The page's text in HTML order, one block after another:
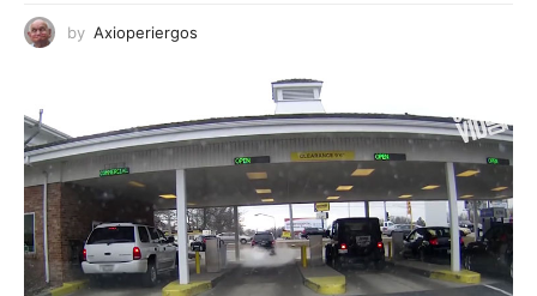
by Axioperiergos